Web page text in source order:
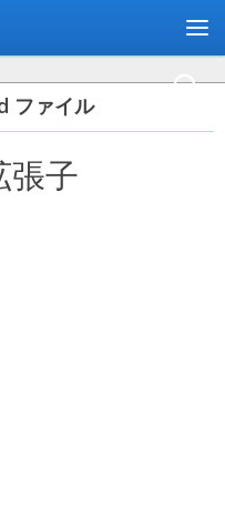
ファイル
張子